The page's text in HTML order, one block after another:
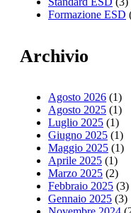
Formazione ESD
Archivio
Agosto 2026 (1)
Agosto 2025 (1)
Luglio 2025 (1)
Giugno 2025 (1)
Maggio 2025 (1)
Aprile 2025 (1)
Marzo 2025 (2)
Febbraio 2025 (3)
Gennaio 2025 (3)